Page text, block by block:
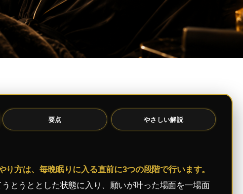
要点 やさしい解説
り方は、毎晩眠りに入る直前に3つの段階で行います。
とうととした状態に入り、願いが叶った場面を一場面